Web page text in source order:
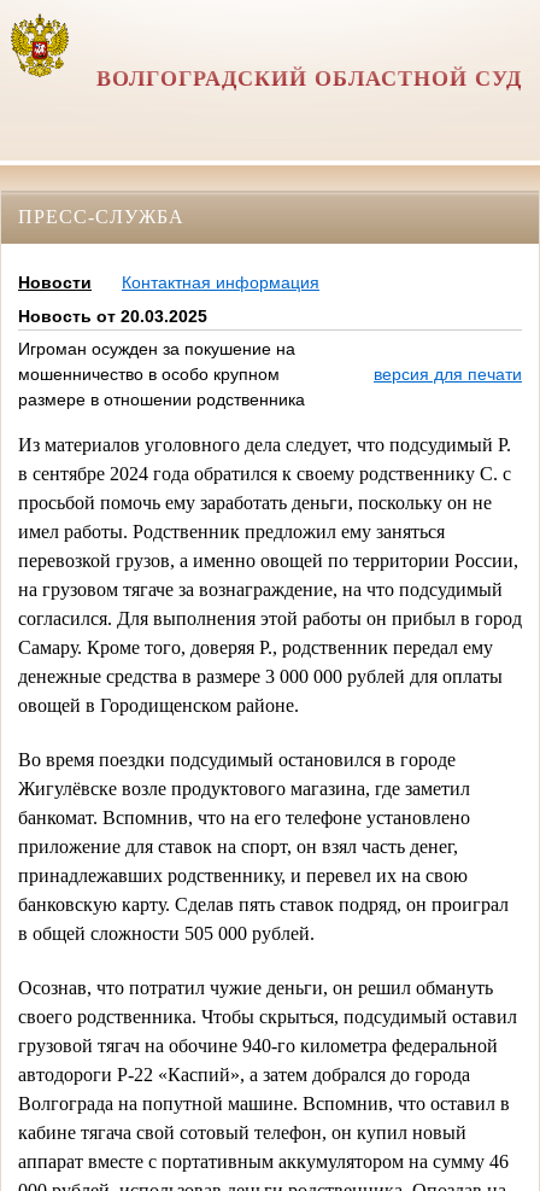
ВОЛГОГРАДСКИЙ ОБЛАСТНОЙ СУД
ПРЕСС-СЛУЖБА
Новости
Контактная информация
Новость от 20.03.2025
Игроман осужден за покушение на
мошенничество в особо крупном
размере в отношении родственника
версия для печати
Из материалов уголовного дела следует, что подсудимый Р.
в сентябре 2024 года обратился к своему родственнику С. с
просьбой помочь ему заработать деньги, поскольку он не
имел работы. Родственник предложил ему заняться
перевозкой грузов, а именно овощей по территории России,
на грузовом тягаче за вознаграждение, на что подсудимый
согласился. Для выполнения этой работы он прибыл в город
Самару. Кроме того, доверяя Р., родственник передал ему
денежные средства в размере 3 000 000 рублей для оплаты
овощей в Городищенском районе.
Во время поездки подсудимый остановился в городе
Жигулёвске возле продуктового магазина, где заметил
банкомат. Вспомнив, что на его телефоне установлено
приложение для ставок на спорт, он взял часть денег,
принадлежавших родственнику, и перевел их на свою
банковскую карту. Сделав пять ставок подряд, он проиграл
в общей сложности 505 000 рублей.
Осознав, что потратил чужие деньги, он решил обмануть
своего родственника. Чтобы скрыться, подсудимый оставил
грузовой тягач на обочине 940-го километра федеральной
автодороги Р-22 «Каспий», а затем добрался до города
Волгограда на попутной машине. Вспомнив, что оставил в
кабине тягача свой сотовый телефон, он купил новый
аппарат вместе с портативным аккумулятором на сумму 46